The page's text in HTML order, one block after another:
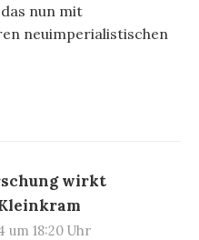
nun mit
neuimperialistischen
wirkt
um 18:20 Uhr